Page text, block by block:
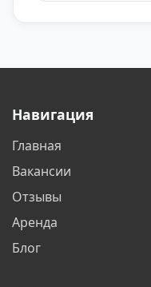
Краснодар
Набережные Челны
Навигация
Главная
Вакансии
Отзывы
Аренда
Блог